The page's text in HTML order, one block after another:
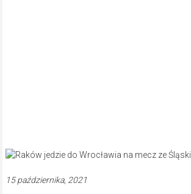
15 października, 2021